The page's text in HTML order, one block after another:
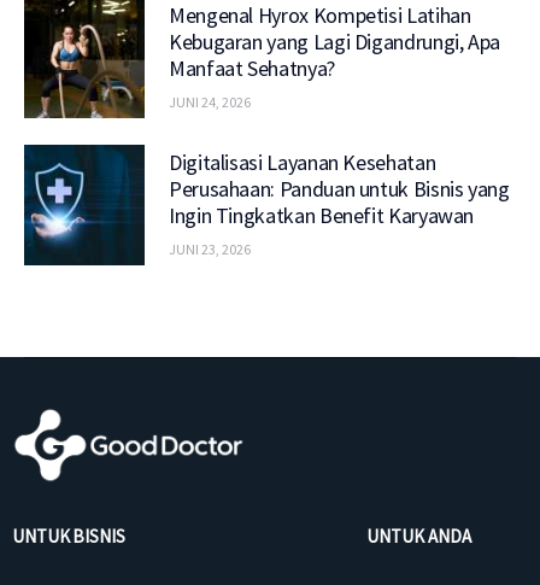
Mengenal Hyrox Kompetisi Latihan
Kebugaran yang Lagi Digandrungi, Apa
Manfaat Sehatnya?
JUNI 24, 2026
Digitalisasi Layanan Kesehatan
Perusahaan: Panduan untuk Bisnis yang
Ingin Tingkatkan Benefit Karyawan
JUNI 23, 2026
UNTUK BISNIS UNTUK ANDA